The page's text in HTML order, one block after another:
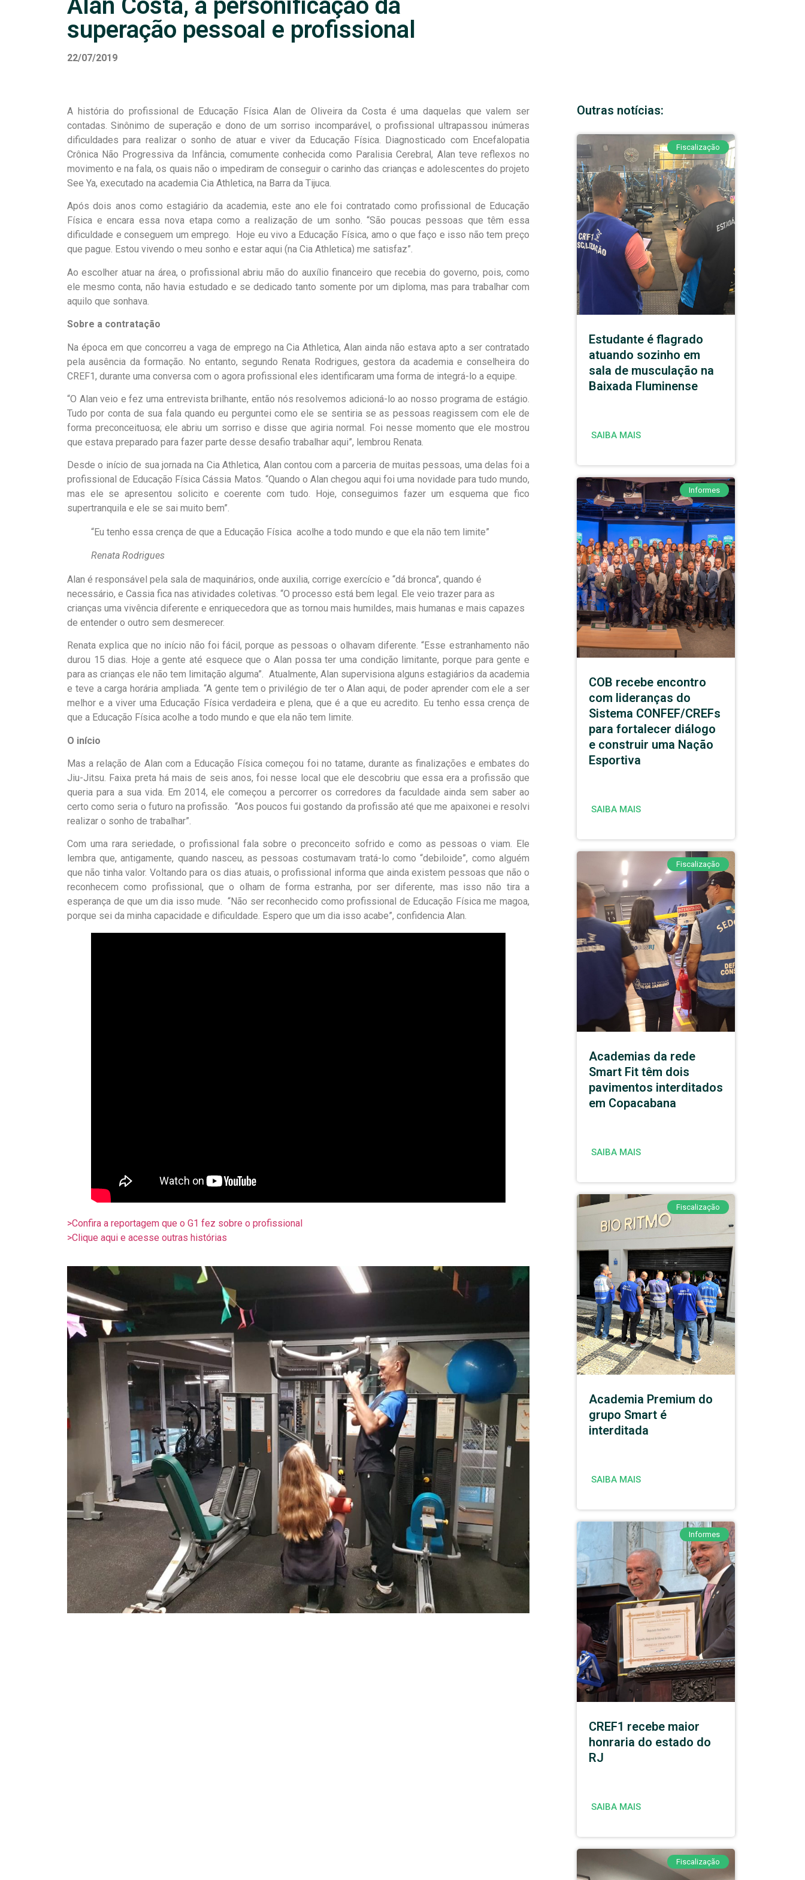
Alan Costa, a personificação da
superação pessoal e profissional
22/07/2019
A história do profissional de Educação Física Alan de Oliveira da Costa é uma daquelas que valem ser
contadas. Sinônimo de superação e dono de um sorriso incomparável, o profissional ultrapassou inúmeras
dificuldades para realizar o sonho de atuar e viver da Educação Física. Diagnosticado com Encefalopatia
Crônica Não Progressiva da Infância, comumente conhecida como Paralisia Cerebral, Alan teve reflexos no
movimento e na fala, os quais não o impediram de conseguir o carinho das crianças e adolescentes do projeto
See Ya, executado na academia Cia Athletica, na Barra da Tijuca.
Após dois anos como estagiário da academia, este ano ele foi contratado como profissional de Educação
Física e encara essa nova etapa como a realização de um sonho. “São poucas pessoas que têm essa
dificuldade e conseguem um emprego. Hoje eu vivo a Educação Física, amo o que faço e isso não tem preço
que pague. Estou vivendo o meu sonho e estar aqui (na Cia Athletica) me satisfaz”.
Ao escolher atuar na área, o profissional abriu mão do auxílio financeiro que recebia do governo, pois, como
ele mesmo conta, não havia estudado e se dedicado tanto somente por um diploma, mas para trabalhar com
aquilo que sonhava.
Sobre a contratação
Na época em que concorreu a vaga de emprego na Cia Athletica, Alan ainda não estava apto a ser contratado
pela ausência da formação. No entanto, segundo Renata Rodrigues, gestora da academia e conselheira do
CREF1, durante uma conversa com o agora profissional eles identificaram uma forma de integrá-lo a equipe.
“O Alan veio e fez uma entrevista brilhante, então nós resolvemos adicioná-lo ao nosso programa de estágio.
Tudo por conta de sua fala quando eu perguntei como ele se sentiria se as pessoas reagissem com ele de
forma preconceituosa; ele abriu um sorriso e disse que agiria normal. Foi nesse momento que ele mostrou
que estava preparado para fazer parte desse desafio trabalhar aqui”, lembrou Renata.
Desde o início de sua jornada na Cia Athletica, Alan contou com a parceria de muitas pessoas, uma delas foi a
profissional de Educação Física Cássia Matos. “Quando o Alan chegou aqui foi uma novidade para tudo mundo,
mas ele se apresentou solicito e coerente com tudo. Hoje, conseguimos fazer um esquema que fico
supertranquila e ele se sai muito bem”.
“Eu tenho essa crença de que a Educação Física acolhe a todo mundo e que ela não tem limite”
Renata Rodrigues
Alan é responsável pela sala de maquinários, onde auxilia, corrige exercício e “dá bronca”, quando é
necessário, e Cassia fica nas atividades coletivas. “O processo está bem legal. Ele veio trazer para as
crianças uma vivência diferente e enriquecedora que as tornou mais humildes, mais humanas e mais capazes
de entender o outro sem desmerecer.
Renata explica que no início não foi fácil, porque as pessoas o olhavam diferente. “Esse estranhamento não
durou 15 dias. Hoje a gente até esquece que o Alan possa ter uma condição limitante, porque para gente e
para as crianças ele não tem limitação alguma”. Atualmente, Alan supervisiona alguns estagiários da academia
e teve a carga horária ampliada. “A gente tem o privilégio de ter o Alan aqui, de poder aprender com ele a ser
melhor e a viver uma Educação Física verdadeira e plena, que é a que eu acredito. Eu tenho essa crença de
que a Educação Física acolhe a todo mundo e que ela não tem limite.
O início
Mas a relação de Alan com a Educação Física começou foi no tatame, durante as finalizações e embates do
Jiu-Jitsu. Faixa preta há mais de seis anos, foi nesse local que ele descobriu que essa era a profissão que
queria para a sua vida. Em 2014, ele começou a percorrer os corredores da faculdade ainda sem saber ao
certo como seria o futuro na profissão. “Aos poucos fui gostando da profissão até que me apaixonei e resolvi
realizar o sonho de trabalhar”.
Com uma rara seriedade, o profissional fala sobre o preconceito sofrido e como as pessoas o viam. Ele
lembra que, antigamente, quando nasceu, as pessoas costumavam tratá-lo como “debiloide”, como alguém
que não tinha valor. Voltando para os dias atuais, o profissional informa que ainda existem pessoas que não o
reconhecem como profissional, que o olham de forma estranha, por ser diferente, mas isso não tira a
esperança de que um dia isso mude. “Não ser reconhecido como profissional de Educação Física me magoa,
porque sei da minha capacidade e dificuldade. Espero que um dia isso acabe”, confidencia Alan.
>Confira a reportagem que o G1 fez sobre o profissional
>Clique aqui e acesse outras histórias
Outras notícias:
Fiscalização
Estudante é flagrado
atuando sozinho em
sala de musculação na
Baixada Fluminense
SAIBA MAIS
Informes
COB recebe encontro
com lideranças do
Sistema CONFEF/CREFs
para fortalecer diálogo
e construir uma Nação
Esportiva
SAIBA MAIS
Fiscalização
Academias da rede
Smart Fit têm dois
pavimentos interditados
em Copacabana
SAIBA MAIS
Fiscalização
Academia Premium do
grupo Smart é
interditada
SAIBA MAIS
Informes
CREF1 recebe maior
honraria do estado do
RJ
SAIBA MAIS
Fiscalização